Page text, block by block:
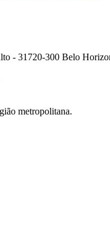
- 31720-300 Belo
metropolitana.